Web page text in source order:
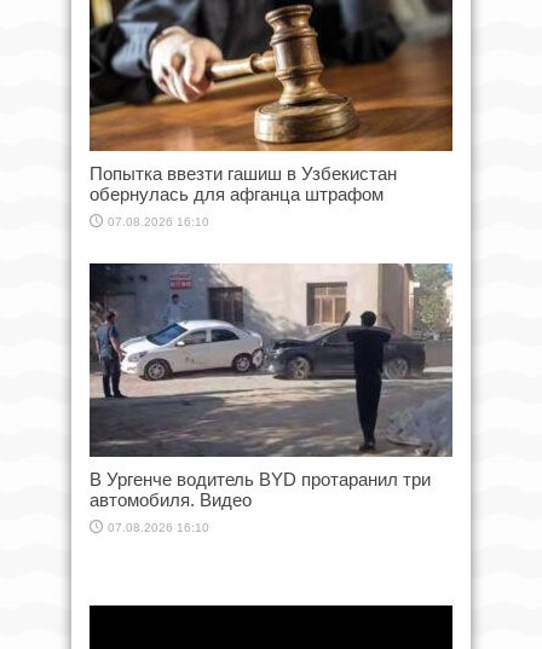
Попытка ввезти гашиш в Узбекистан
обернулась для афганца штрафом
07.08.2026 16:10
В Ургенче водитель BYD протаранил три
автомобиля. Видео
07.08.2026 16:10